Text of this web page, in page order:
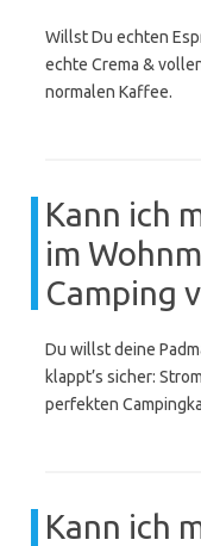
Willst Du echten
echte Crema &
normalen Kaffee.
Kann ich
im
Camping
Du willst deine
klappt’s sicher:
perfekten
Kann ich